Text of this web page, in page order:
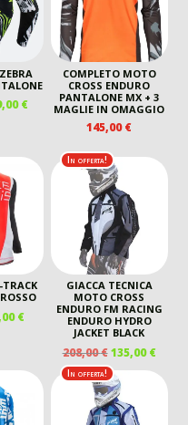
€.
€IL
99,00 €.
COMPLETO MOTO
CROSS ENDURO
PANTALONE MX + 3
MAGLIE IN OMAGGIO
145,00€
€.
€IL
ATTUALE
20,00 €.
In offerta!
GIACCA TECNICA
MOTO CROSS
ENDURO FM RACING
ENDURO HYDRO
JACKET BLACK
208,00€ IL
PREZZO
ORIGINALE
ERA:
208,00 €.
135,00€IL
In offerta!